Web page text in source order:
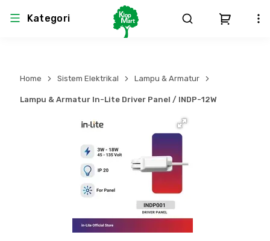
Kategori
Atap & Rangka
Lem
Dinding
Pintu, Jendela & Perlengkapan
Cat dan Pelapis Dinding
Produk Teknikal & Kimia
Produk K3
Perlengkapan
Bekisting
Besi Beton & Wiremesh
Sistem Pengudaraan
Sistem Elektro
Sistem Penanggulangan Kebakaran
Sistem Pemipaan
Peralatan Elektronik
Home Sistem Elektrikal Lampu & Armatur
Lampu & Armatur In-Lite Driver Panel / INDP-12W